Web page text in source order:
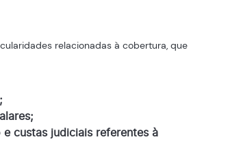
relacionadas à cobertura, que
custas judiciais referentes à